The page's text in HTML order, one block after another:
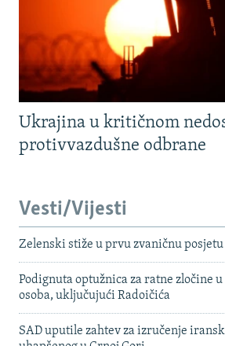
Ukrajina u kritičnom
protivvazdušne odbrane
Vesti/Vijesti
Zelenski stiže u prvu zvaničnu
Podignuta optužnica za ratne zločine
osoba, uključujući Radoičića
SAD uputile zahtev za izručenje